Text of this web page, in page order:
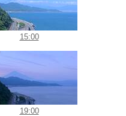
15:00
19:00